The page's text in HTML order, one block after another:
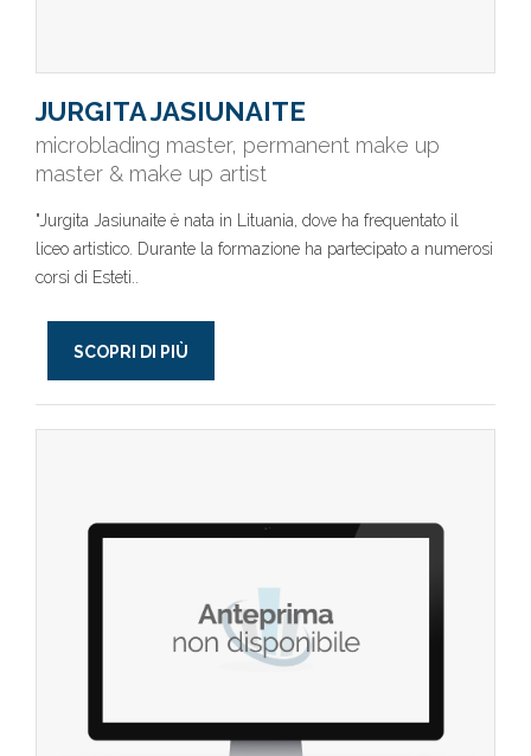
JURGITA JASIUNAITE
microblading master, permanent make up
master & make up artist
"Jurgita Jasiunaite è nata in Lituania, dove ha frequentato il
liceo artistico. Durante la formazione ha partecipato a numerosi
corsi di Esteti..
SCOPRI DI PIÙ